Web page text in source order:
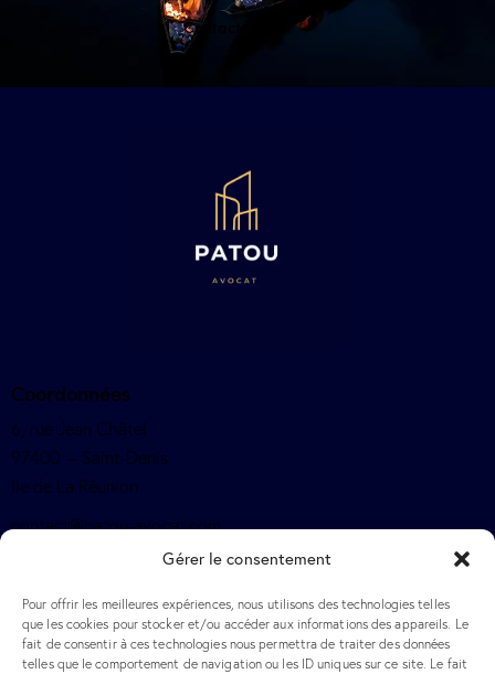
Gérer le consentement
Pour offrir les meilleures expériences, nous utilisons des technologies telles
que les cookies pour stocker et/ou accéder aux informations des appareils. Le
fait de consentir à ces technologies nous permettra de traiter des données
telles que le comportement de navigation ou les ID uniques sur ce site. Le fait
Contactez-moi
Coordonnées
6, rue Jean Châtel
97400 – Saint-Denis
Ile de La Réunion
contact@patou-avocat.com
+262 692 50 77 77
Légale
Mentions légales